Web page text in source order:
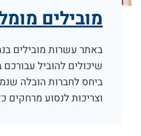
מובילים
באתר עשרות מובילים
שיכולים להוביל עבורכם
ביחס לחברות הובלה
וצריכות לנסוע מרחקים